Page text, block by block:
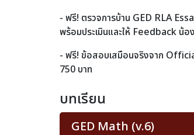
- ฟรี! ตรวจการบ้าน GED RLA
พร้อมประเมินและให้ Feedback น้
- ฟรี! ข้อสอบเสมือนจริงจาก
750 บาท
บทเรียน
GED Math (v.6)